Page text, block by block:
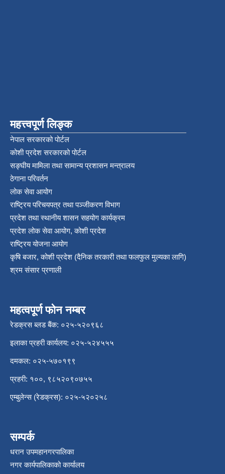
महत्त्वपूर्ण लिङ्क
नेपाल सरकारको पोर्टल
कोशी प्रदेश सरकारको पोर्टल
सङ्‍घीय मामिला तथा सामान्य प्रशासन मन्त्रालय
ठेगाना परिवर्तन
लोक सेवा आयोग
राष्ट्रिय परिचयपत्र तथा पञ्‍जीकरण विभाग
प्रदेश तथा स्थानीय शासन सहयोग कार्यक्रम
प्रदेश लोक सेवा आयोग, कोशी प्रदेश
राष्ट्रिय योजना आयोग
कृषि बजार, कोशी प्रदेश (दैनिक तरकारी तथा फलफुल मुल्यका लागि)
श्रम संसार प्रणाली
महत्वपूर्ण फोन नम्बर
रेडक्रस ब्लड बैंक: ०२५-५२०९६८
इलाका प्रहरी कार्यलय: ०२५-५२४५५५
दमकल: ०२५-५७०१९९
प्रहरी: १००, ९८५२०९०७५५
एम्बुलेन्स (रेडक्रस): ०२५-५२०२५८
सम्पर्क
धरान उपमहानगरपालिका
नगर कार्यपालिकाको कार्यालय